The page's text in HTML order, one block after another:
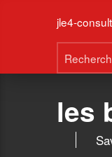
jle4-consult
les